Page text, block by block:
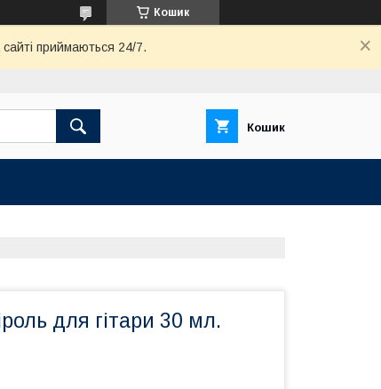
Кошик
приймаються 24/7.
Кошик
для гітари 30 мл.